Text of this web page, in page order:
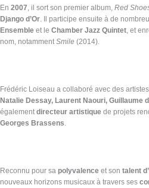
En 2007 , il sort son premier album, Red
Django d’Or . Il participe ensuite à de
Ensemble et le Chamber Jazz Quintet , et
nom, notamment Smile (2014).
Frédéric Loiseau a collaboré avec des
Natalie Dessay, Laurent Naouri, Guillaume
également directeur artistique de projets
Georges Brassens
Reconnu pour sa polyvalence et son talent
nouveaux horizons musicaux à travers ses